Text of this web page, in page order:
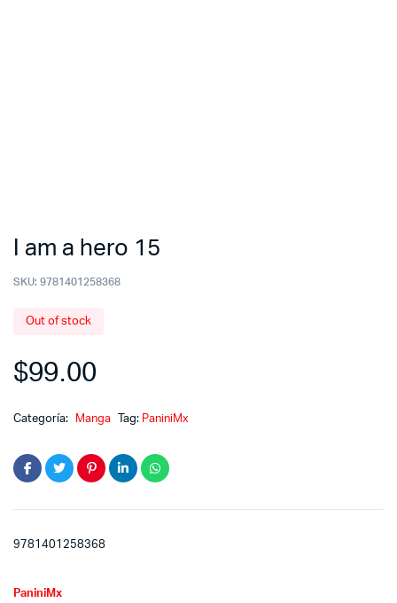
I am a hero 15
SKU: 9781401258368
Out of stock
$99.00
Categoría: Manga Tag: PaniniMx
9781401258368
PaniniMx